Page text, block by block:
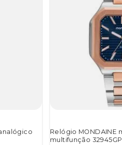
Relógio MONDAINE
multifunção